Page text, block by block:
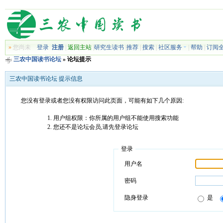
»您尚未 登录 注册| 返回主站| 研究生读书| 推荐| 搜索| 社区服务 帮助
订阅
三农中国读书论坛» 论坛提示
三农中国读书论坛 提示信息
您没有登录或者您没有权限访问此页面，可能有如下几个原因:
用户组权限：你所属的用户组不能使用搜索功能
您还不是论坛会员,请先登录论坛
登录
用户名
密码
隐身登录 是